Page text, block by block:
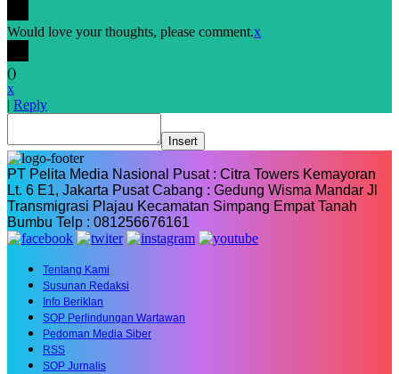
Would love your thoughts, please comment.x
()
x
| Reply
Insert
PT Pelita Media Nasional Pusat : Citra Towers Kemayoran
Lt. 6 E1, Jakarta Pusat Cabang : Gedung Wisma Mandar Jl
Transmigrasi Plajau Kecamatan Simpang Empat Tanah
Bumbu Telp : 081256676161
Tentang Kami
Susunan Redaksi
Info Beriklan
SOP Perlindungan Wartawan
Pedoman Media Siber
RSS
SOP Jurnalis